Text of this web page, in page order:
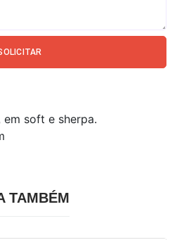
soft e sherpa.
TAMBÉM